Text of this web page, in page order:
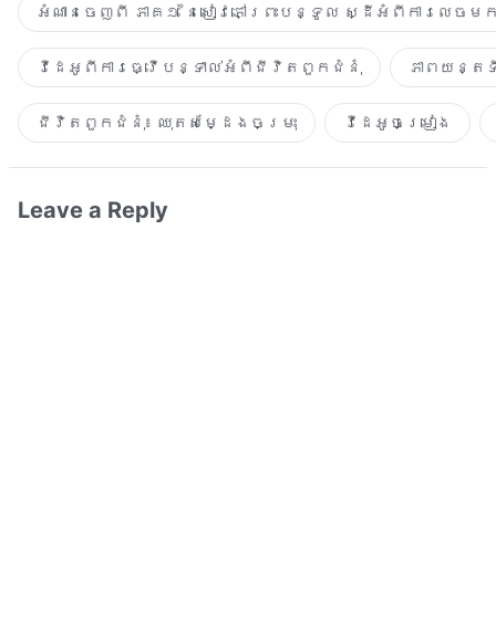
អំណានចេញពី ភាគ១ នៃសៀវភៅព្រះបន្ទូល ស្ដីអំពីការលេច
វីដេអូពីការធ្វើបន្ទាល់អំពីជីវិតពួកជំនុំ ភាពយន្
ជីវិតពួកជំនុំ៖ ឈុតសម្ដែងចម្រុះ វីដេអូចម្រៀង​
Leave a Reply